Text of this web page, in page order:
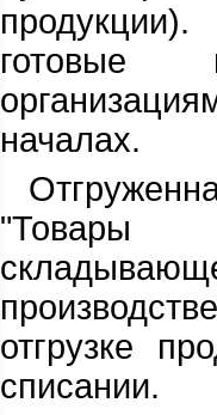
готовые
началах.
"Товары
отгрузке
списании.